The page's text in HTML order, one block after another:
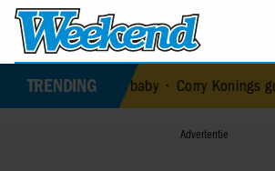
TRENDING
haar baby• Corry Konings gul voor gezin: